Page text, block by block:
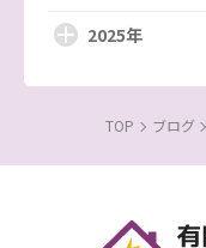
2025年
TOP ブログ